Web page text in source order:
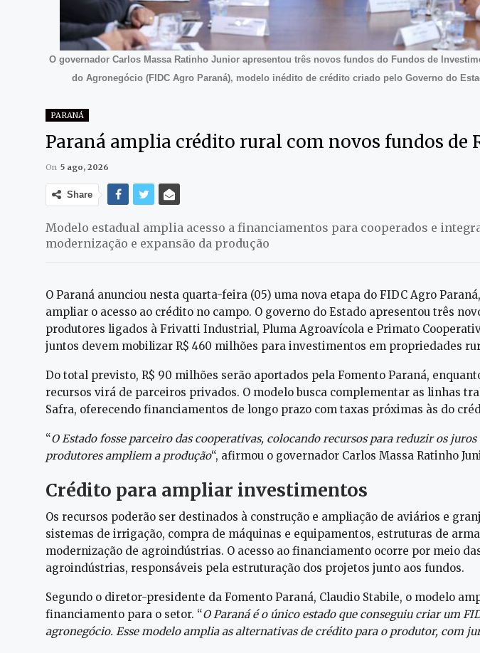
O governador Carlos Massa Ratinho Junior apresentou três novos fundos do Fundos de
do Agronegócio (FIDC Agro Paraná), modelo inédito de crédito criado pelo Governo do
PARANÁ
Paraná amplia crédito rural com novos fundos de
On 5 ago, 2026
Share
Modelo estadual amplia acesso a financiamentos para cooperados e
modernização e expansão da produção
O Paraná anunciou nesta quarta-feira (05) uma nova etapa do FIDC Agro
ampliar o acesso ao crédito no campo. O governo do Estado apresentou três
produtores ligados à Frivatti Industrial, Pluma Agroavícola e Primato
juntos devem mobilizar R$ 460 milhões para investimentos em propriedades
Do total previsto, R$ 90 milhões serão aportados pela Fomento Paraná,
recursos virá de parceiros privados. O modelo busca complementar as linhas
Safra, oferecendo financiamentos de longo prazo com taxas próximas às do
“O Estado fosse parceiro das cooperativas, colocando recursos para reduzir os
produtores ampliem a produção“, afirmou o governador Carlos Massa Ratinho
Crédito para ampliar investimentos
Os recursos poderão ser destinados à construção e ampliação de aviários e
sistemas de irrigação, compra de máquinas e equipamentos, estruturas de
modernização de agroindústrias. O acesso ao financiamento ocorre por meio
agroindústrias, responsáveis pela estruturação dos projetos junto aos fundos.
Segundo o diretor-presidente da Fomento Paraná, Claudio Stabile, o modelo
financiamento para o setor. “O Paraná é o único estado que conseguiu criar um
agronegócio. Esse modelo amplia as alternativas de crédito para o produtor, com